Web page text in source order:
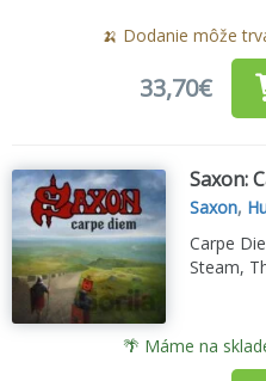
🍌 Dodanie môže
33,70€
Saxon:
Saxon,
Carpe
Steam,
🌴 Máme na